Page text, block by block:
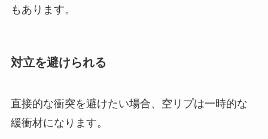
もあります。
対立を避けられる
直接的な衝突を避けたい場合、空リプは一時的な
緩衝材になります。